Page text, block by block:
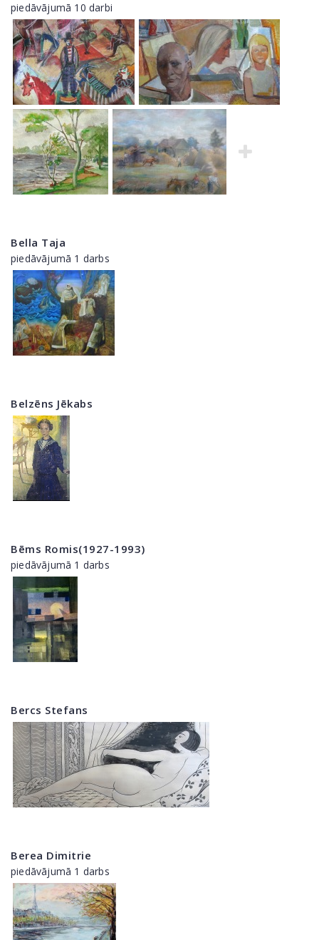
piedāvājumā 10 darbi
Bella Taja
piedāvājumā 1 darbs
Belzēns Jēkabs
Bēms Romis(1927-1993)
piedāvājumā 1 darbs
Bercs Stefans
Berea Dimitrie
piedāvājumā 1 darbs